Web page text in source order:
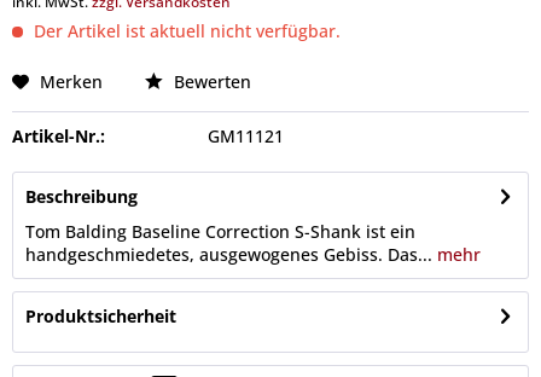
Der Artikel ist aktuell nicht verfügbar.
Merken Bewerten
Artikel-Nr.: GM11121
Beschreibung
Tom Balding Baseline Correction S-Shank ist ein
handgeschmiedetes, ausgewogenes Gebiss. Das... mehr
Produktsicherheit